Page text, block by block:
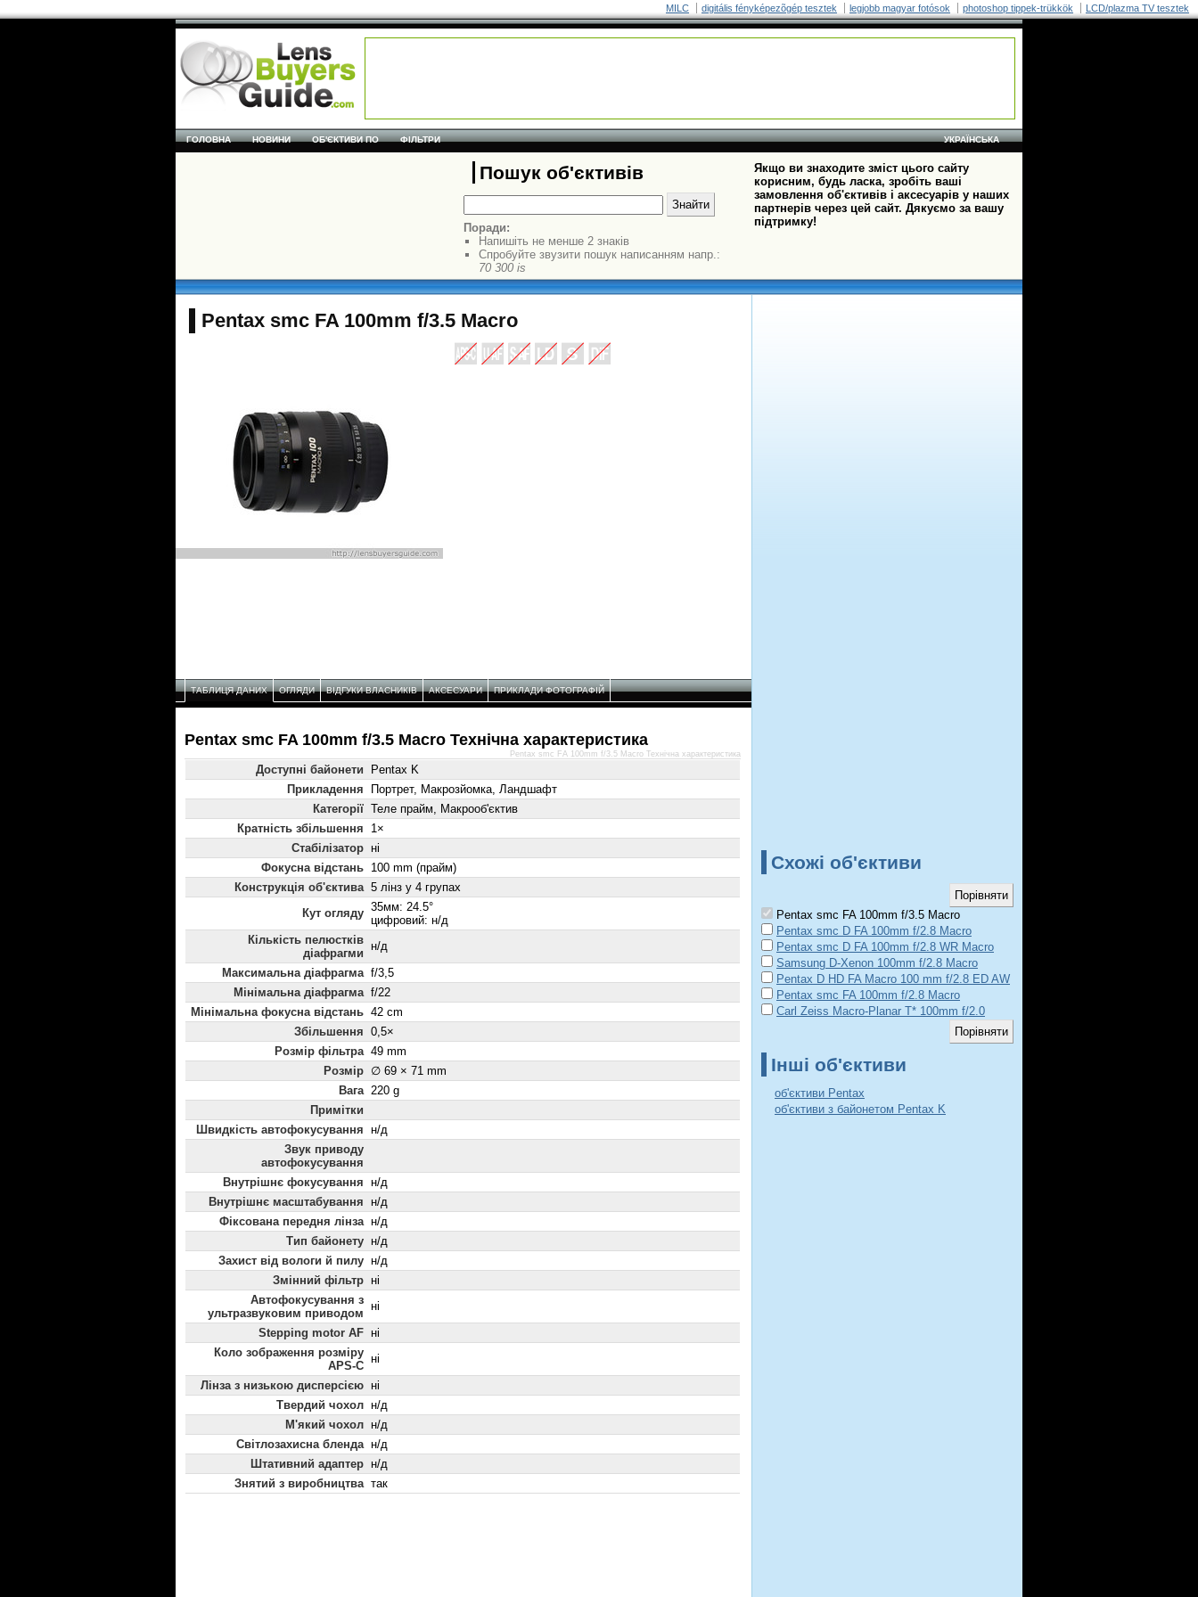
MILC digitális fényképezõgép tesztek legjobb magyar fotósok photoshop tippek-trükkök LCD/plazma TV tesztek
УКРАЇНСЬКА
ГОЛОВНА НОВИНИ ОБ'ЄКТИВИ ПО ФІЛЬТРИ
Пошук об'єктивів
Поради:
Напишіть не менше 2 знаків
Спробуйте звузити пошук написанням напр.:
70 300 is
Якщо ви знаходите зміст цього сайту
корисним, будь ласка, зробіть ваші
замовлення об'єктивів і аксесуарів у наших
партнерів через цей сайт. Дякуємо за вашу
підтримку!
Pentax smc FA 100mm f/3.5 Macro
ТАБЛИЦЯ ДАНИХ ОГЛЯДИ ВІДГУКИ ВЛАСНИКІВ АКСЕСУАРИ ПРИКЛАДИ ФОТОГРАФІЙ
Pentax smc FA 100mm f/3.5 Macro Технічнa характеристикa
Доступні байонети
Pentax K
Прикладення
Портрет, Макрозйомка, Ландшафт
Категорії Теле прайм, Макрооб'єктив
Кратність збільшення
1×
Стабілізатор ні
Фокусна відстань 100 mm (прайм)
Конструкція об'єктива 5 лінз у 4 групах
Кут огляду 35мм: 24.5°
цифровий: н/д
Кількість пелюстків
діафрагми
н/д
Максимальна діафрагма f/3,5
Мінімальна діафрагма f/22
Мінімальна фокусна відстань 42 cm
Збільшення 0,5×
Розмір фільтра 49 mm
Розмір ∅ 69 × 71 mm
Вага 220 g
Примітки
Швидкість автофокусування н/д
Звук приводу
автофокусування
Внутрішнє фокусування н/д
Внутрішнє масштабування
н/д
Фіксована передня лінза н/д
Тип байонету н/д
Захист від вологи й пилу н/д
Змінний фільтр ні
Автофокусування з
ультразвуковим приводом
ні
Stepping motor AF ні
Коло зображення розміру
APS-C
ні
Лінза з низькою дисперсією ні
Твердий чохол н/д
М'який чохол н/д
Світлозахисна бленда н/д
Штативний адаптер н/д
Знятий з виробництва так
Pentax smc FA 100mm f/3.5 Macro Технічнa характеристикa
Схожі об'єктиви
Pentax smc FA 100mm f/3.5 Macro
Pentax smc D FA 100mm f/2.8 Macro
Pentax smc D FA 100mm f/2.8 WR Macro
Samsung D-Xenon 100mm f/2.8 Macro
Pentax D HD FA Macro 100 mm f/2.8 ED AW
Pentax smc FA 100mm f/2.8 Macro
Carl Zeiss Macro-Planar T* 100mm f/2.0
Інші об'єктиви
об'єктиви Pentax
об'єктиви з байонетом Pentax K